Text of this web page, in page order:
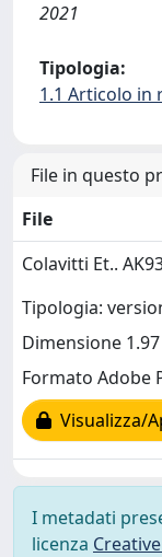
2021
Tipologia:
1.1 Articolo in
File in questo
File
Colavitti Et..
Tipologia:
Dimensione
Formato Adobe
Visualizza/
I metadati
licenza